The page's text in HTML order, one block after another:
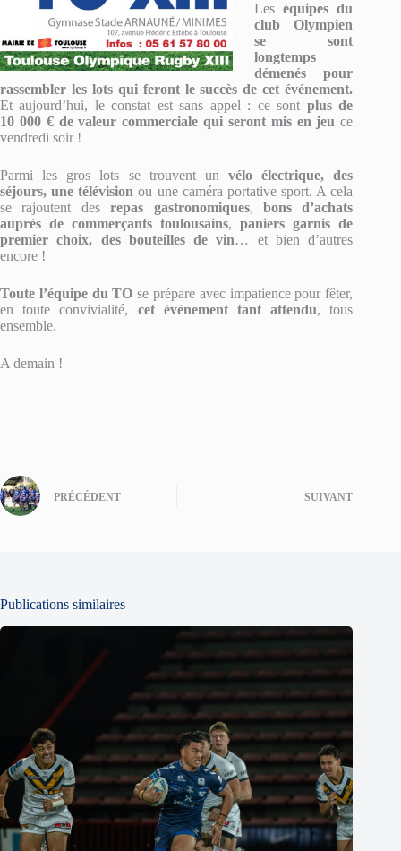
Les équipes du
club Olympien
se sont
longtemps
démenés pour
rassembler les lots qui feront le succès de cet événement.
Et aujourd’hui, le constat est sans appel : ce sont plus de
10 000 € de valeur commerciale qui seront mis en jeu ce
vendredi soir !
Parmi les gros lots se trouvent un vélo électrique, des
séjours, une télévision ou une caméra portative sport. A cela
se rajoutent desrepas gastronomiques, bons d’achats
auprès de commerçants toulousains,paniers garnis de
premier choix, des bouteilles de vin… et bien d’autres
encore !
Toute l’équipe du TO se prépare avec impatience pour fêter,
en toute convivialité, cet évènement tant attendu, tous
ensemble.
A demain !
PRÉCÉDENT SUIVANT
Publications similaires